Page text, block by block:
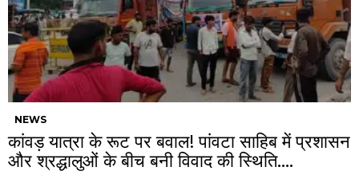
NEWS
कांवड़ यात्रा के रूट पर बवाल! पांवटा साहिब में प्रशासन
और श्रद्धालुओं के बीच बनी विवाद की स्थिति….